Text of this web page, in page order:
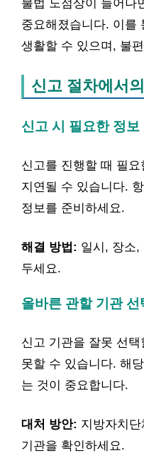
불법 노점상이 늘어나
중요해졌습니다. 이를
생활할 수 있으며, 불
신고 절차에서
신고 시 필요한 정보
신고를 진행할 때 필
지연될 수 있습니다.
정보를 준비하세요.
해결 방법: 일시, 장소,
두세요.
올바른 관할 기관 선
신고 기관을 잘못 선
못할 수 있습니다. 해
는 것이 중요합니다.
대처 방안: 지방자치
기관을 확인하세요.